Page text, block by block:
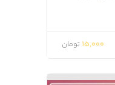
15,000 تومان